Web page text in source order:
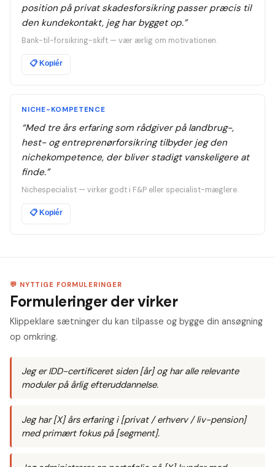
position på privat skadesforsikring passer præcis til
den kundekontakt, jeg har bygget op.”
Bank-til-forsikring-skift — vær ærlig om motivationen.
📋Kopiér
NICHE-KOMPETENCE
“Med tre års erfaring som rådgiver på landbrug-,
hest- og entreprenørforsikring tilbyder jeg den
nichekompetence, der bliver stadigt vanskeligere at
finde.”
Nichespecialist — virker godt i F&P eller specialist-mæglere.
📋Kopiér
💬 NYTTIGE FORMULERINGER
Formuleringer der virker
Klippeklare sætninger du kan tilpasse og bygge din ansøgning
op omkring.
Jeg er IDD-certificeret siden [år] og har alle relevante
moduler på årlig efteruddannelse.
Jeg har [X] års erfaring i [privat / erhverv / liv-pension]
med primært fokus på [segment].